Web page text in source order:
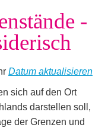
-
Datum aktualisieren
sich auf den Ort
darstellen soll,
der Grenzen und